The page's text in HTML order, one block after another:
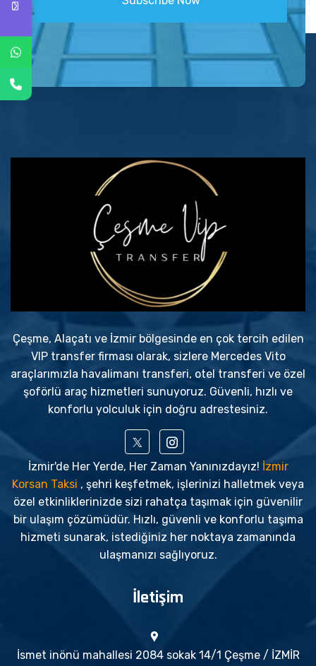
Çeşme, Alaçatı ve İzmir bölgesinde en çok tercih edilen
VIP transfer firması olarak, sizlere Mercedes Vito
araçlarımızla havalimanı transferi, otel transferi ve özel
şoförlü araç hizmetleri sunuyoruz. Güvenli, hızlı ve
konforlu yolculuk için doğru adrestesiniz.
İzmir'de Her Yerde, Her Zaman Yanınızdayız! İzmir
Korsan Taksi , şehri keşfetmek, işlerinizi halletmek veya
özel etkinliklerinizde sizi rahatça taşımak için güvenilir
bir ulaşım çözümüdür. Hızlı, güvenli ve konforlu taşıma
hizmeti sunarak, istediğiniz her noktaya zamanında
ulaşmanızı sağlıyoruz.
İletişim
İsmet inönü mahallesi 2084 sokak 14/1 Çeşme / İZMİR